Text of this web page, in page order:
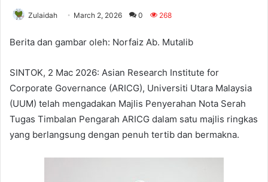
Zulaidah March 2, 2026 0 268
Berita dan gambar oleh: Norfaiz Ab. Mutalib
SINTOK, 2 Mac 2026: Asian Research Institute for
Corporate Governance (ARICG), Universiti Utara Malaysia
(UUM) telah mengadakan Majlis Penyerahan Nota Serah
Tugas Timbalan Pengarah ARICG dalam satu majlis ringkas
yang berlangsung dengan penuh tertib dan bermakna.